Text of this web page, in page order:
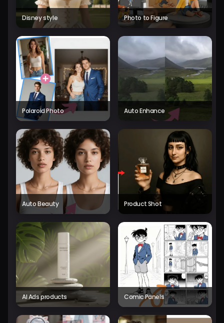
Disney style Photo to Figure
Polaroid Photo Auto Enhance
Auto Beauty Product Shot
AI Ads products Comic Panels